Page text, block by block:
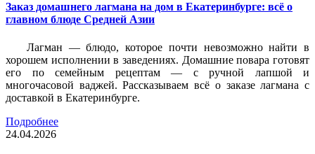
Заказ домашнего лагмана на дом в Екатеринбурге: всё о
главном блюде Средней Азии
Лагман — блюдо, которое почти невозможно найти в
хорошем исполнении в заведениях. Домашние повара готовят
его по семейным рецептам — с ручной лапшой и
многочасовой ваджей. Рассказываем всё о заказе лагмана с
доставкой в Екатеринбурге.
Подробнее
24.04.2026